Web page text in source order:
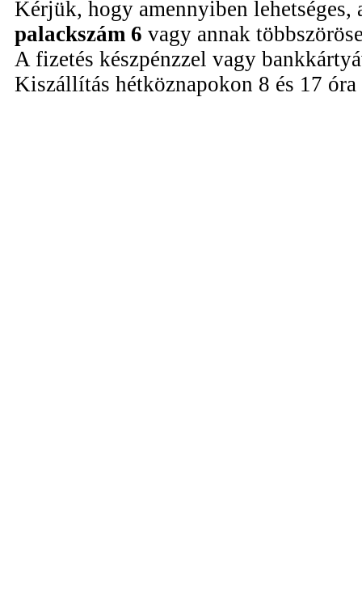
Kérjük, hogy amennyiben lehetséges,
palackszám 6 vagy annak
A fizetés készpénzzel vagy
Kiszállítás hétköznapokon 8 és 17